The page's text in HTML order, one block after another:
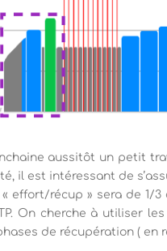
aussitôt un petit
il est intéressant de
effort/récup » sera de 1/
On cherche à utiliser
de récupération ( en